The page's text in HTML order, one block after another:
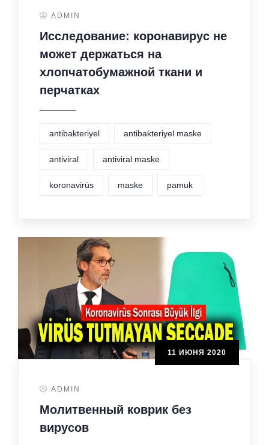
ADMIN
Исследование: коронавирус не
может держаться на
хлопчатобумажной ткани и
перчатках
antibakteriyel antibakteriyel maske
antiviral antiviral maske
koronavirüs maske pamuk
11 ИЮНЯ 2020
ADMIN
Молитвенный коврик без
вирусов